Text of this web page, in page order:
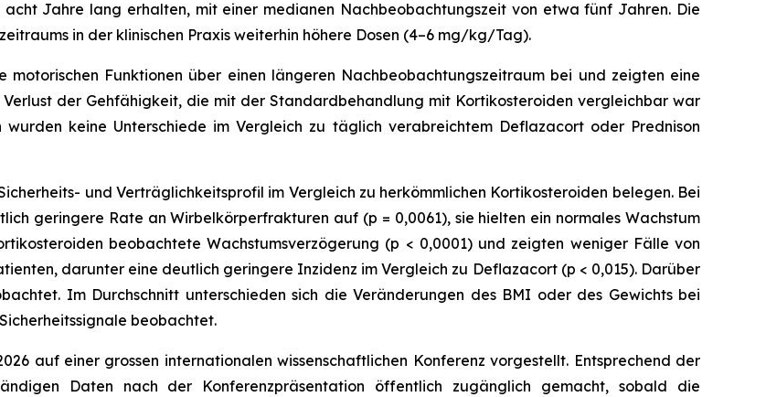
Jahre lang erhalten, mit einer medianen Nachbeobachtungszeit von etwa fünf Jahren. Die
in der klinischen Praxis weiterhin höhere Dosen (4–6 mg/kg/Tag).
motorischen Funktionen über einen längeren Nachbeobachtungszeitraum bei und zeigten eine
der Gehfähigkeit, die mit der Standardbehandlung mit Kortikosteroiden vergleichbar war
keine Unterschiede im Vergleich zu täglich verabreichtem Deflazacort oder Prednison
und Verträglichkeitsprofil im Vergleich zu herkömmlichen Kortikosteroiden belegen. Bei
geringere Rate an Wirbelkörperfrakturen auf (p = 0,0061), sie hielten ein normales Wachstum
beobachtete Wachstumsverzögerung (p < 0,0001) und zeigten weniger Fälle von
darunter eine deutlich geringere Inzidenz im Vergleich zu Deflazacort (p < 0,015). Darüber
Im Durchschnitt unterschieden sich die Veränderungen des BMI oder des Gewichts bei
beobachtet.
auf einer grossen internationalen wissenschaftlichen Konferenz vorgestellt. Entsprechend der
Daten nach der Konferenzpräsentation öffentlich zugänglich gemacht, sobald die